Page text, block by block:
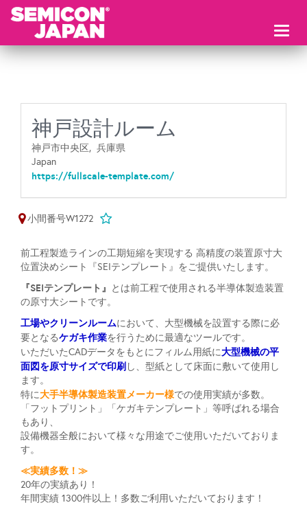
神戸設計ルーム
神戸市中央区, 兵庫県
Japan
https://fullscale-template.com/
小間番号W1272
前工程製造ラインの工期短縮を実現する 高精度の装置原寸大
位置決めシート『SEIテンプレート』をご提供いたします。
『SEIテンプレート』 とは前工程で使用される半導体製造装置
の原寸大シートです。
工場やクリーンルームにおいて、大型機械を設置する際に必
要となるケガキ作業を行うために最適なツールです。
いただいたCADデータをもとにフィルム用紙に大型機械の平
面図を原寸サイズで印刷し、型紙として床面に敷いて使用し
ます。
特に大手半導体製造装置メーカー様での使用実績が多数。
「フットプリント」「ケガキテンプレート」等呼ばれる場合
もあり、
設備機器全般において様々な用途でご使用いただいておりま
す。
≪実績多数！≫
20年の実績あり！
年間実績 1300件以上！多数ご利用いただいております！